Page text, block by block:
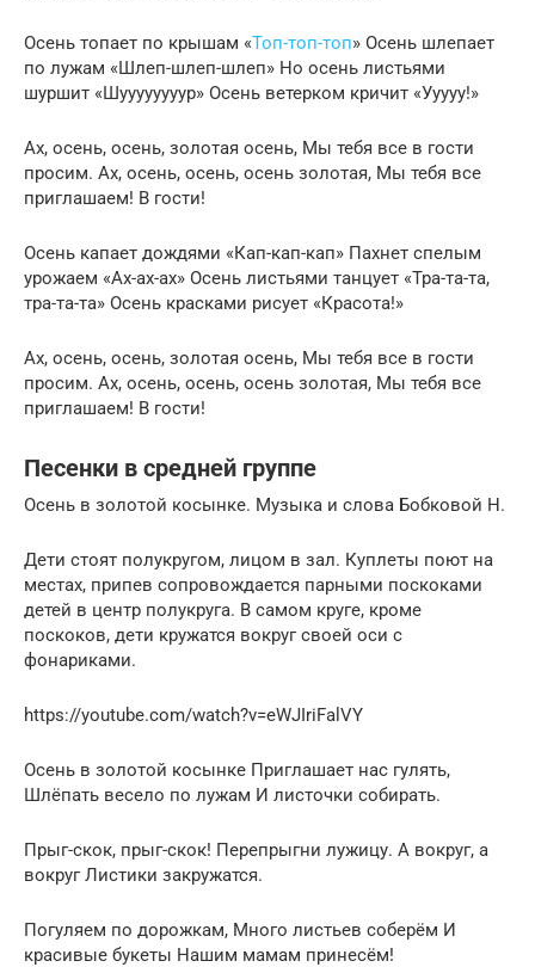
Осень топает по крышам «Топ-топ-топ» Осень шлепает
по лужам «Шлеп-шлеп-шлеп» Но осень листьями
шуршит «Шуууууууур» Осень ветерком кричит «Ууууу!»
Ах, осень, осень, золотая осень, Мы тебя все в гости
просим. Ах, осень, осень, осень золотая, Мы тебя все
приглашаем! В гости!
Осень капает дождями «Кап-кап-кап» Пахнет спелым
урожаем «Ах-ах-ах» Осень листьями танцует «Тра-та-та,
тра-та-та» Осень красками рисует «Красота!»
Ах, осень, осень, золотая осень, Мы тебя все в гости
просим. Ах, осень, осень, осень золотая, Мы тебя все
приглашаем! В гости!
Песенки в средней группе
Осень в золотой косынке. Музыка и слова Бобковой Н.
Дети стоят полукругом, лицом в зал. Куплеты поют на
местах, припев сопровождается парными поскоками
детей в центр полукруга. В самом круге, кроме
поскоков, дети кружатся вокруг своей оси с
фонариками.
https://youtube.com/watch?v=eWJIriFalVY
Осень в золотой косынке Приглашает нас гулять,
Шлёпать весело по лужам И листочки собирать.
Прыг-скок, прыг-скок! Перепрыгни лужицу. А вокруг, а
вокруг Листики закружатся.
Погуляем по дорожкам, Много листьев соберём И
красивые букеты Нашим мамам принесём!